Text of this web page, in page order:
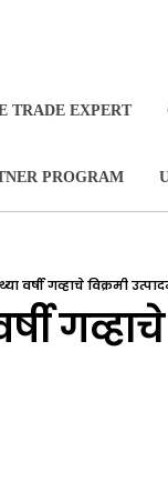
TRADE EXPERT
PROGRAM
वर्षी गव्हाचे विक्रमी